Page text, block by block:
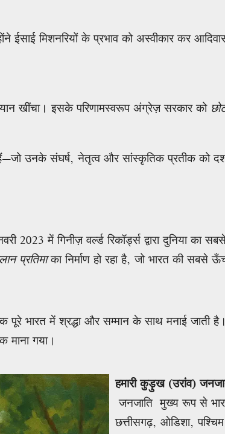
मिशनरियों के प्रभाव को अस्वीकार कर
खींचा। इसके परिणामस्वरूप अंग्रेज़ सरकार को
उनके संघर्ष, नेतृत्व और सांस्कृतिक प्रतीक को
2023 में गिनीज़ वर्ल्ड रिकॉर्ड्स द्वारा दुनिया का
प्रतिमाका निर्माण हो रहा है, जो भारत की सबसे
भारत में श्रद्धा और सम्मान के साथ मनाई जाती
माना गया।
हमारी कुड़ुख (उरांव)
जनजाति मुख्य रूप से
छत्तीसगढ़, ओडिशा,